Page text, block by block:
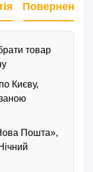
Повернення
товар
Києву,
Пошта»,